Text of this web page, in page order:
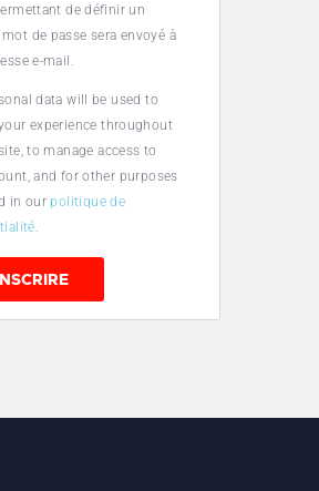
de définir un
de passe sera envoyé à
e-mail.
data will be used to
experience throughout
to manage access to
and for other purposes
in our politique de
.